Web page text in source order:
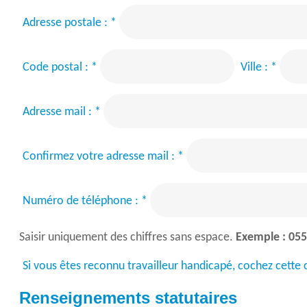
Adresse postale : *
Code postal : * Ville : *
Adresse mail : *
Confirmez votre adresse mail : *
Numéro de téléphone : *
Saisir uniquement des chiffres sans espace. Exemple :
Si vous êtes reconnu travailleur handicapé, cochez cette
Renseignements statutaires